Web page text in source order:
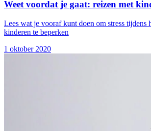
Weet voordat je gaat: reizen met
Lees wat je vooraf kunt doen om stress tijdens
kinderen te beperken
1 oktober 2020